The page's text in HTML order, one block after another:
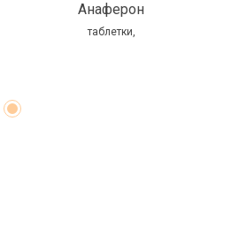
Анаферон
таблетки,